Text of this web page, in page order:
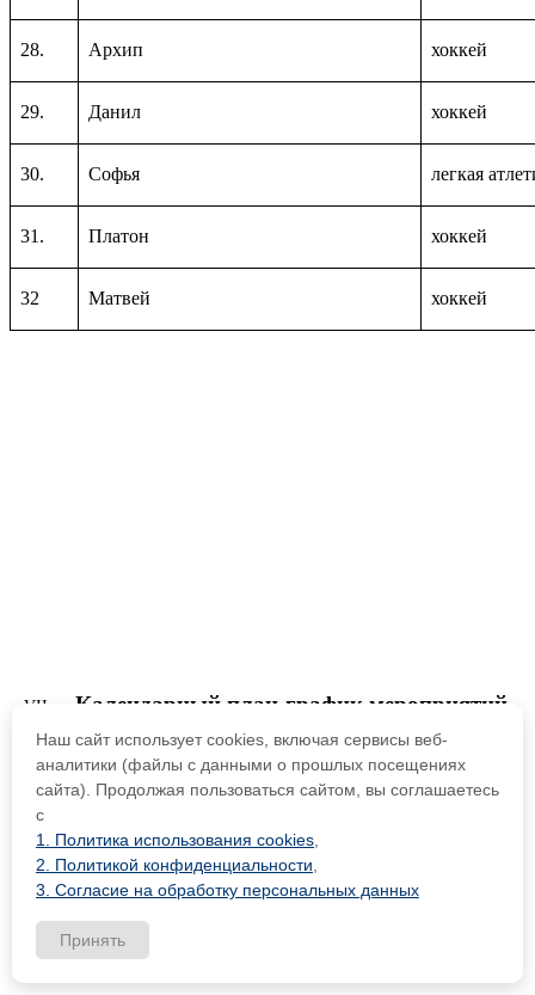
28. Архип хоккей
29. Данил хоккей
30. Софья легкая
31. Платон хоккей
32 Матвей хоккей
Календарный план-график мероприятий
Цель воспитательной работы с классом: раскрытие
творческой индивидуальности личности младшего
школьника через создание в классном коллективе
атмосферы сотрудничества, толерантности и поддержки
Взаимодействие с родительской общественностью
направлено на формирование коллектива класса,на
построение партнерских отношений с родителями
Наш сайт использует cookies, включая сервисы веб-
аналитики (файлы с данными о прошлых посещениях
сайта). Продолжая пользоваться сайтом, вы соглашаетесь
с
1. Политика использования cookies
2. Политикой конфиденциальности
3. Согласие на обработку персональных данных
Принять